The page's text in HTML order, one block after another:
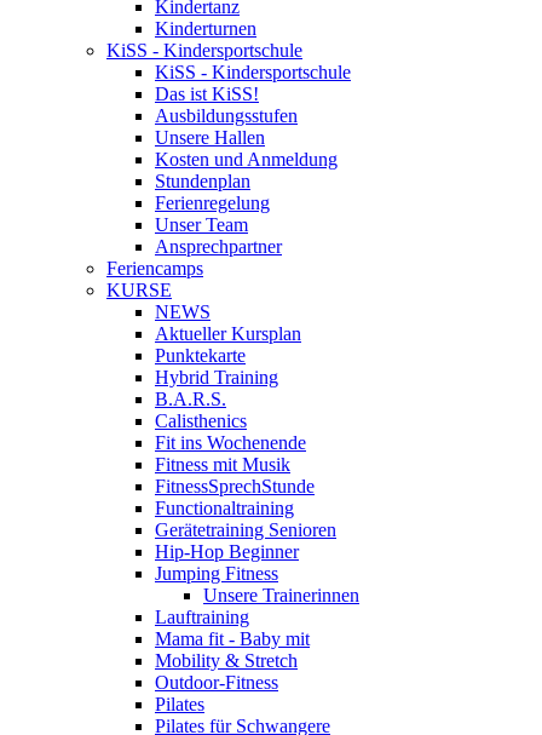
Kindertanz
Kinderturnen
KiSS - Kindersportschule
KiSS - Kindersportschule
Das ist KiSS!
Ausbildungsstufen
Unsere Hallen
Kosten und Anmeldung
Stundenplan
Ferienregelung
Unser Team
Ansprechpartner
Feriencamps
KURSE
NEWS
Aktueller Kursplan
Punktekarte
Hybrid Training
B.A.R.S.
Calisthenics
Fit ins Wochenende
Fitness mit Musik
FitnessSprechStunde
Functionaltraining
Gerätetraining Senioren
Hip-Hop Beginner
Jumping Fitness
Unsere Trainerinnen
Lauftraining
Mama fit - Baby mit
Mobility & Stretch
Outdoor-Fitness
Pilates
Pilates für Schwangere